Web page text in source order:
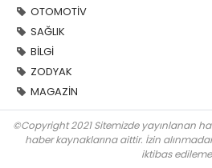
OTOMOTİV
SAĞLIK
BİLGİ
ZODYAK
MAGAZİN
©Copyright 2021 Sitemizde yayınlanan
haber kaynaklarına aittir. İzin
iktibas